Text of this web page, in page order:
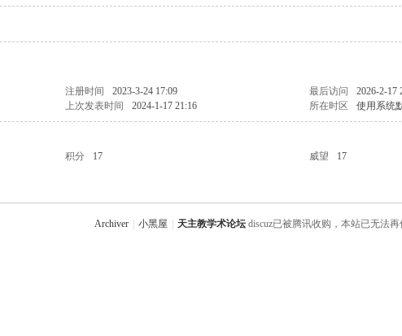
注册时间 2023-3-24 17:09 最后访问
2026-2-17
上次发表时间 2024-1-17 21:16 所在时区 使用系统
积分 17 威望
17
Archiver 小黑屋 天主教学术论坛 discuz已被腾讯收购，本站已无法